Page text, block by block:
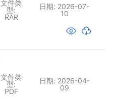
文件类
型:
RAR
日期: 2026-07-
10
文件类
型:
PDF
日期: 2026-04-
09